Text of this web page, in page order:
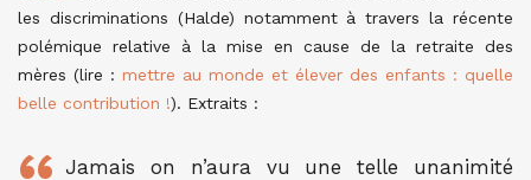
les discriminations (Halde) notamment à travers la récente
polémique relative à la mise en cause de la retraite des
mères (lire : mettre au monde et élever des enfants : quelle
belle contribution !). Extraits :
Jamais on n’aura vu une telle unanimité